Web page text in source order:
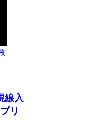
線入
リ